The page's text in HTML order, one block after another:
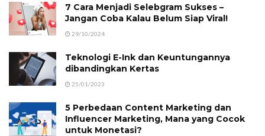
7 Cara Menjadi Selebgram Sukses –
Jangan Coba Kalau Belum Siap Viral!
29/10/2024
Teknologi E-Ink dan Keuntungannya
dibandingkan Kertas
25/01/2023
5 Perbedaan Content Marketing dan
Influencer Marketing, Mana yang Cocok
untuk Monetasi?